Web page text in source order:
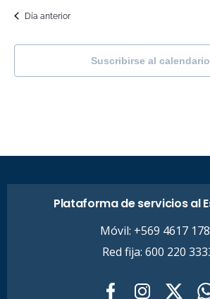
Día anterior
Suscribirse al calendario